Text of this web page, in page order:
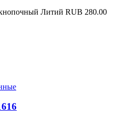
Литий RUB 280.00